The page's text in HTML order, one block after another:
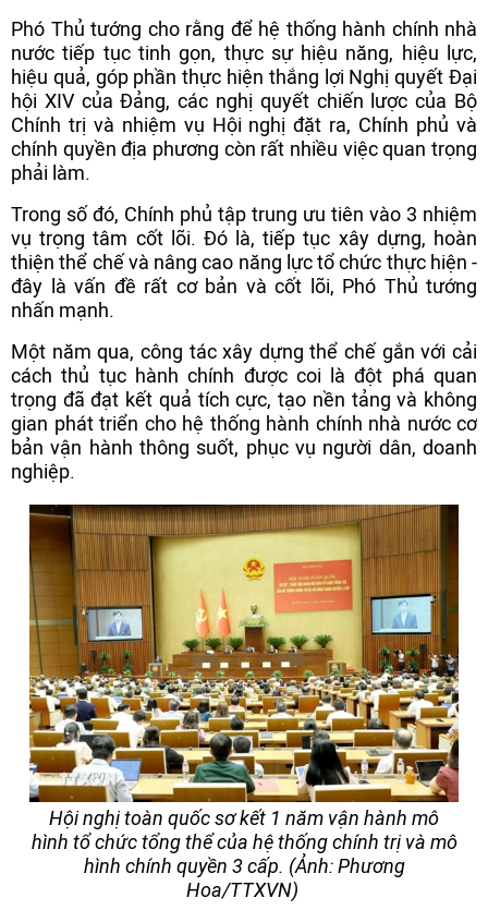
Phó Thủ tướng cho rằng để hệ thống hành chính nhà
nước tiếp tục tinh gọn, thực sự hiệu năng, hiệu lực,
hiệu quả, góp phần thực hiện thắng lợi Nghị quyết Đại
hội XIV của Đảng, các nghị quyết chiến lược của Bộ
Chính trị và nhiệm vụ Hội nghị đặt ra, Chính phủ và
chính quyền địa phương còn rất nhiều việc quan trọng
phải làm.
Trong số đó, Chính phủ tập trung ưu tiên vào 3 nhiệm
vụ trọng tâm cốt lõi. Đó là, tiếp tục xây dựng, hoàn
thiện thể chế và nâng cao năng lực tổ chức thực hiện -
đây là vấn đề rất cơ bản và cốt lõi, Phó Thủ tướng
nhấn mạnh.
Một năm qua, công tác xây dựng thể chế gắn với cải
cách thủ tục hành chính được coi là đột phá quan
trọng đã đạt kết quả tích cực, tạo nền tảng và không
gian phát triển cho hệ thống hành chính nhà nước cơ
bản vận hành thông suốt, phục vụ người dân, doanh
nghiệp.
Hội nghị toàn quốc sơ kết 1 năm vận hành mô
hình tổ chức tổng thể của hệ thống chính trị và mô
hình chính quyền 3 cấp. (Ảnh: Phương
Hoa/TTXVN)